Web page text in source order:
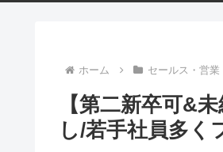
ホーム セールス・営業
【第二新卒可&
し/若手社員多く